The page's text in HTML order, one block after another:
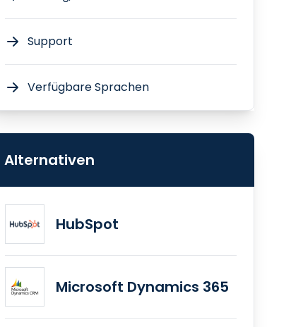
Support
Verfügbare Sprachen
Alternativen
HubSpot
Microsoft Dynamics 365